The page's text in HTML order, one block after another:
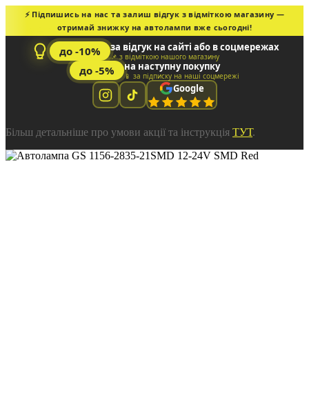
⚡ Підпишись на нас та залиш відгук з відміткою магазину —
отримай знижку на автолампи вже сьогодні!
до -10% за відгук на сайті або в соцмережах
📌 з відміткою нашого магазину
до -5% на наступну покупку
📱 за підписку на наші соцмережі
Google
Більш детальніше про умови акції та інструкція ТУТ.